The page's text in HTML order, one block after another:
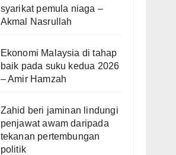
syarikat pemula niaga –
Akmal Nasrullah
Ekonomi Malaysia di tahap
baik pada suku kedua 2026
– Amir Hamzah
Zahid beri jaminan lindungi
penjawat awam daripada
tekanan pertembungan
politik